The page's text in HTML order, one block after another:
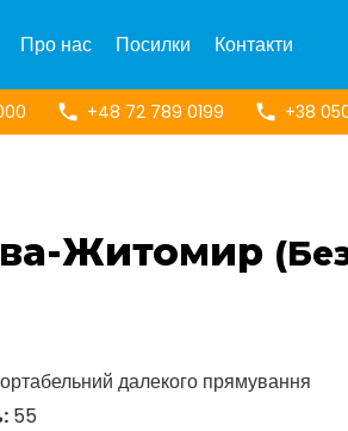
Про нас Посилки Контакти
+48 72 789 0199 +38
Житомир
далекого прямування
55